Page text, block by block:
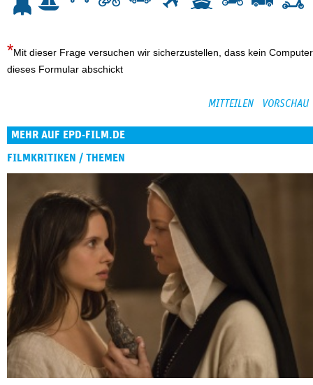
Mit dieser Frage versuchen wir sicherzustellen, dass kein Computer
dieses Formular abschickt
MEHR AUF EPD-FILM.DE
FILMKRITIKEN / THEMEN